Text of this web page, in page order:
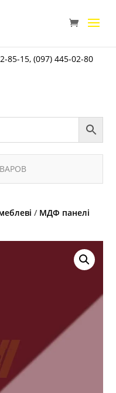
85-15,(097) 445-02-80
/ МДФ панелі